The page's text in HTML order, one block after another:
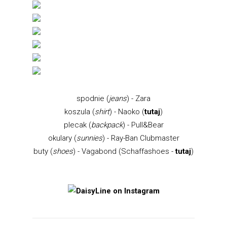
spodnie (jeans) - Zara
koszula (shirt) - Naoko (tutaj)
plecak (backpack) - Pull&Bear
okulary (sunnies) - Ray-Ban Clubmaster
buty (shoes) - Vagabond (Schaffashoes -tutaj)